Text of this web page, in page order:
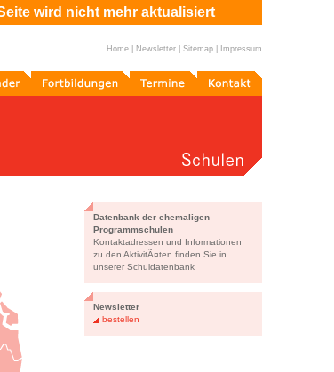
wird nicht mehr aktualisiert
Home Newsletter Sitemap Impressum
Fortbildungen Termine Kontakt
Datenbank der ehemaligen
Programmschulen
Kontaktadressen und Informationen
zu den AktivitÃ¤ten finden Sie in
unserer Schuldatenbank
Newsletter
bestellen